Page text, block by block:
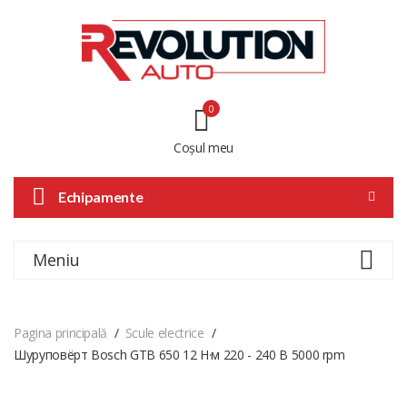
Coșul meu
0
Echipamente
Meniu
Pagina principală
Scule electrice
Шуруповёрт Bosch GTB 650 12 Н·м 220 - 240 В 5000 rpm